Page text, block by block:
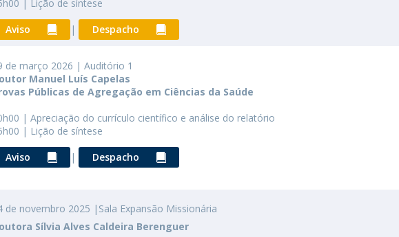
| Lição de síntese
Aviso
| Despacho
de março 2026 | Auditório 1
Manuel Luís Capelas
Públicas de Agregação em Ciências da Saúde
| Apreciação do currículo científico e análise do relatório
| Lição de síntese
Aviso
| Despacho
de novembro 2025 |Sala Expansão Missionária
Sílvia Alves Caldeira Berenguer